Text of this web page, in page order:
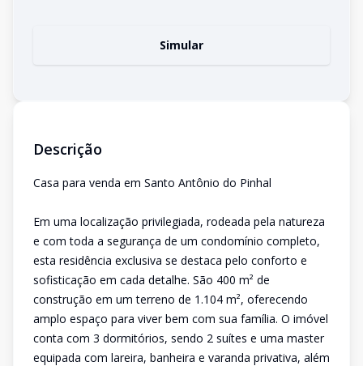
Simular
Descrição
Casa para venda em Santo Antônio do Pinhal
Em uma localização privilegiada, rodeada pela natureza
e com toda a segurança de um condomínio completo,
esta residência exclusiva se destaca pelo conforto e
sofisticação em cada detalhe. São 400 m² de
construção em um terreno de 1.104 m², oferecendo
amplo espaço para viver bem com sua família. O imóvel
conta com 3 dormitórios, sendo 2 suítes e uma master
equipada com lareira, banheira e varanda privativa, além